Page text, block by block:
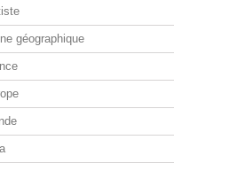
géographique